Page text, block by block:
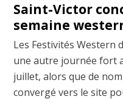
Saint-Victor
semaine
Les Festivités Western
une autre journée fort
juillet, alors que de
convergé vers le site